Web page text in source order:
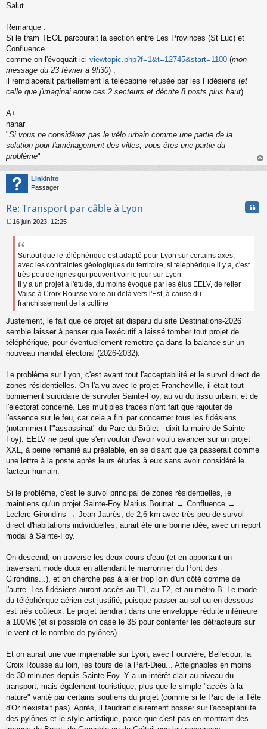
e
s
a
g
e
n
o
n
u
Salut
Remarque :
Si le tram TEOL parcourait la section entre Les Provinces (St Luc) et
Confluence
comme on l'évoquait ici viewtopic.php?f=1&t=12745&start=1100 (mon
message du 23 février à 9h30) ,
il remplacerait partiellement la télécabine refusée par les Fidésiens (et
celle que j'imaginai entre ces 2 secteurs et décrite 8 posts plus haut).
A+
nanar
"Si vous ne considérez pas le vélo urbain comme une partie de la
solution pour l'aménagement des villes, vous êtes une partie du
problème"
au
Linkinito
Passager
Re: Transport par câble à Lyon
e
16 juin 2023, 12:25
Surtout que le téléphérique est adapté pour Lyon sur certains axes,
avec les contraintes géologiques du territoire, si téléphérique il y a, c'est
très peu de lignes qui peuvent voir le jour sur Lyon
Il y a un projet à l'étude, du moins évoqué par les élus EELV, de relier
Vaise à Croix Rousse voire au delà vers l'Est, à cause du
franchissement de la colline
Justement, le fait que ce projet ait disparu du site Destinations-2026
semble laisser à penser que l'exécutif a laissé tomber tout projet de
téléphérique, pour éventuellement remettre ça dans la balance sur un
nouveau mandat électoral (2026-2032).
Le problème sur Lyon, c'est avant tout l'acceptabilité et le survol direct de
zones résidentielles. On l'a vu avec le projet Francheville, il était tout
bonnement suicidaire de survoler Sainte-Foy, au vu du tissu urbain, et de
l'électorat concerné. Les multiples tracés n'ont fait que rajouter de
l'essence sur le feu, car cela a fini par concerner tous les fidésiens
(notamment l'"assassinat" du Parc du Brûlet - dixit la maire de Sainte-
Foy). EELV ne peut que s'en vouloir d'avoir voulu avancer sur un projet
XXL, à peine remanié au préalable, en se disant que ça passerait comme
une lettre à la poste après leurs études à eux sans avoir considéré le
facteur humain.
Si le problème, c'est le survol principal de zones résidentielles, je
maintiens qu'un projet Sainte-Foy Marius Bourrat → Confluence →
Leclerc-Girondins → Jean Jaurès, de 2,6 km avec très peu de survol
direct d'habitations individuelles, aurait été une bonne idée, avec un report
modal à Sainte-Foy.
On descend, on traverse les deux cours d'eau (et en apportant un
traversant mode doux en attendant le marronnier du Pont des
Girondins...), et on cherche pas à aller trop loin d'un côté comme de
l'autre. Les fidésiens auront accès au T1, au T2, et au métro B. Le mode
du téléphérique aérien est justifié, puisque passer au sol ou en dessous
est très coûteux. Le projet tiendrait dans une enveloppe réduite inférieure
à 100M€ (et si possible on case le 3S pour contenter les détracteurs sur
le vent et le nombre de pylônes).
Et on aurait une vue imprenable sur Lyon, avec Fourvière, Bellecour, la
Croix Rousse au loin, les tours de la Part-Dieu... Atteignables en moins
de 30 minutes depuis Sainte-Foy. Y a un intérêt clair au niveau du
transport, mais également touristique, plus que le simple "accès à la
nature" vanté par certains soutiens du projet (comme si le Parc de la Tête
d'Or n'existait pas). Après, il faudrait clairement bosser sur l'acceptabilité
des pylônes et le style artistique, parce que c'est pas en montrant des